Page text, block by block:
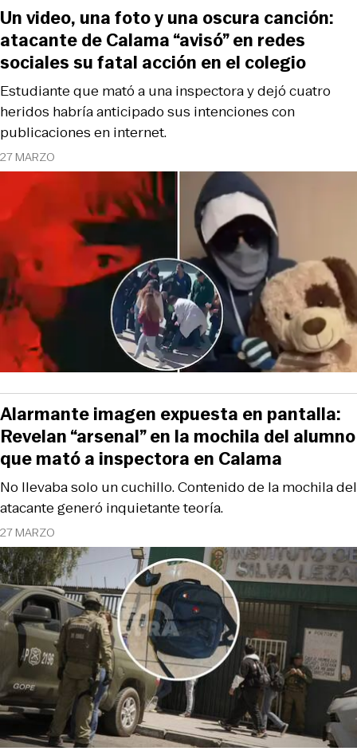
27 MARZO
Estudiante que mató a una inspectora y dejó cuatro
heridos habría anticipado sus intenciones con
publicaciones en internet.
Un video, una foto y una oscura canción:
atacante de Calama “avisó” en redes
sociales su fatal acción en el colegio
27 MARZO
No llevaba solo un cuchillo. Contenido de la mochila del
atacante generó inquietante teoría.
Alarmante imagen expuesta en pantalla:
Revelan “arsenal” en la mochila del alumno
que mató a inspectora en Calama